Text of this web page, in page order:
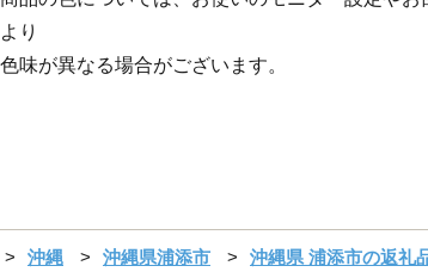
り
味が異なる場合がございます。
沖縄 沖縄県浦添市
沖縄県 浦添市の返礼